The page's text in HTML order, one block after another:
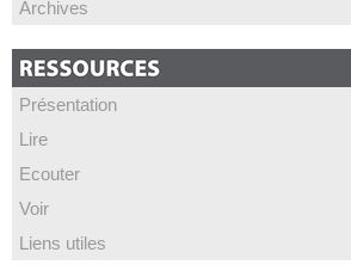
Archives
Présentation
Lire
Ecouter
Voir
Liens utiles